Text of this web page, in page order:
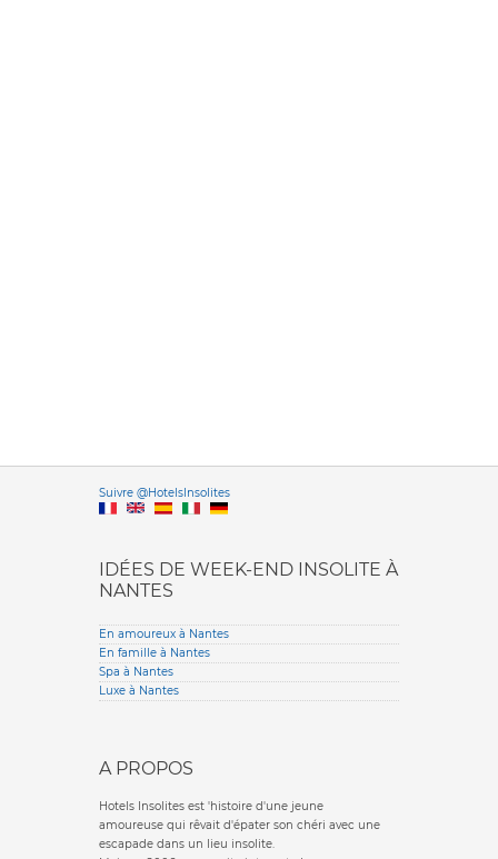
Suivre @HotelsInsolitesVersione
IDÉES DE WEEK-END INSOLITE À
NANTES
En amoureux à Nantes
En famille à Nantes
Spa à Nantes
Luxe à Nantes
A PROPOS
Hotels Insolites est 'histoire d'une jeune
amoureuse qui rêvait d'épater son chéri avec une
escapade dans un lieu insolite.